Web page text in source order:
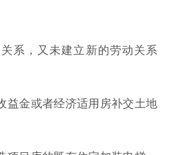
系，又未建立新的劳动关系
益金或者经济适用房补交土地